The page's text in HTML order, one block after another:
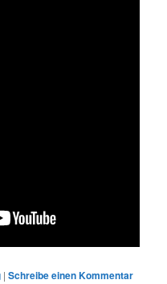
|Schreibe einen Kommentar